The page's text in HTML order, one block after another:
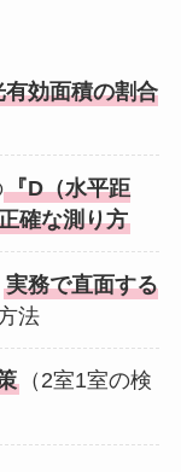
有効面積の割合
『D（水平距
確な測り方
実務で直面する
法
（2室1室の検